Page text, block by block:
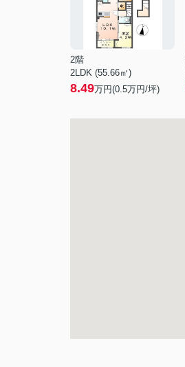
2階
2LDK (55.66㎡)
8.49万円(0.5万円/坪)